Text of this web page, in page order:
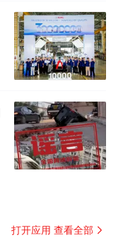
打开应用 查看全部